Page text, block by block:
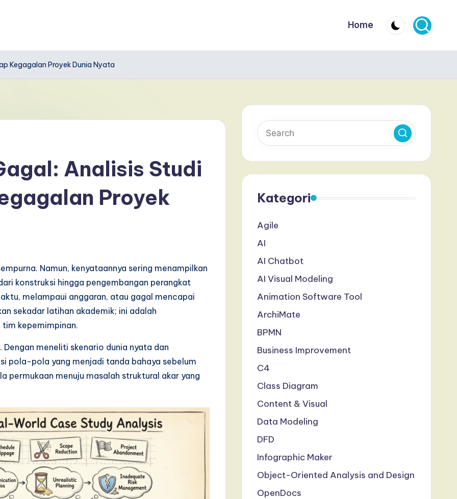
Home
Kegagalan Proyek Dunia Nyata
Analisis Studi
Proyek
Namun, kenyataannya sering menampilkan
konstruksi hingga pengembangan perangkat
melampaui anggaran, atau gagal mencapai
sekadar latihan akademik; ini adalah
tim kepemimpinan.
meneliti skenario dunia nyata dan
pola-pola yang menjadi tanda bahaya sebelum
permukaan menuju masalah struktural akar yang
Kategori
Agile
AI
AI Chatbot
AI Visual Modeling
Animation Software Tool
ArchiMate
BPMN
Business Improvement
C4
Class Diagram
Content & Visual
Data Modeling
DFD
Infographic Maker
Object-Oriented Analysis and Design
OpenDocs